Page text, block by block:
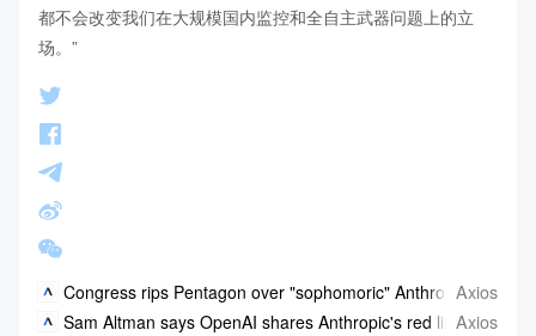
都不会改变我们在大规模国内监控和全自主武器问题上的立
场。”
Congress rips Pentagon over "sophomoric" Anthropic fight
Axios
Sam Altman says OpenAI shares Anthropic's red lines in
Axios